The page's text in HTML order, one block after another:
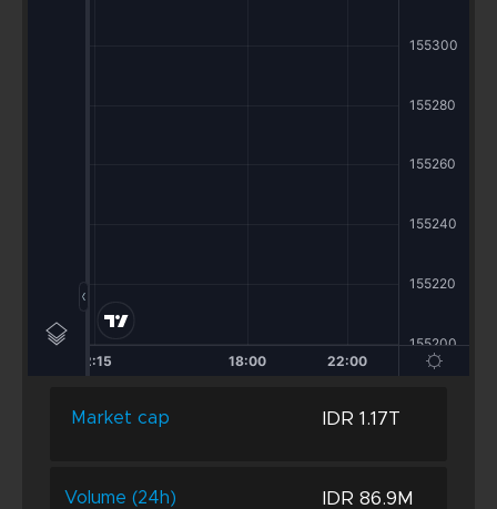
Market cap IDR 1.17T
Volume (24h) IDR 86.9M